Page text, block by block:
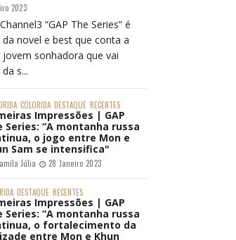
2023
“GAP The Series” é
novel e best que conta a
sonhadora que vai
s...
COLORIDA DESTAQUE RECENTES
Impressões | GAP
Series: “A montanha russa
o jogo entre Mon e
Sam se intensifica"
Júlia 28 Janeiro 2023
DESTAQUE RECENTES
Impressões | GAP
Series: “A montanha russa
o fortalecimento da
entre Mon e Khun